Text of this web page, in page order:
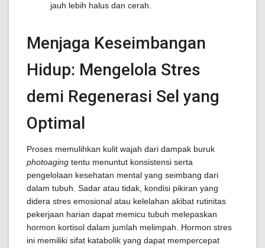
jauh lebih halus dan cerah.
Menjaga Keseimbangan
Hidup: Mengelola Stres
demi Regenerasi Sel yang
Optimal
Proses memulihkan kulit wajah dari dampak buruk
photoaging tentu menuntut konsistensi serta
pengelolaan kesehatan mental yang seimbang dari
dalam tubuh. Sadar atau tidak, kondisi pikiran yang
didera stres emosional atau kelelahan akibat rutinitas
pekerjaan harian dapat memicu tubuh melepaskan
hormon kortisol dalam jumlah melimpah. Hormon stres
ini memiliki sifat katabolik yang dapat mempercepat